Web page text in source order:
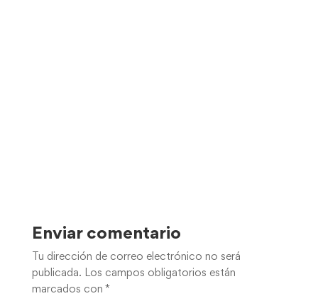
Enviar comentario
Tu dirección de correo electrónico no será
publicada. Los campos obligatorios están
marcados con *